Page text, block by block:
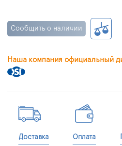
Сообщить о наличии
Наша компания официальный
Доставка Оплата